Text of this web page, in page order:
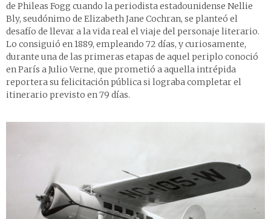
de Phileas Fogg cuando la periodista estadounidense Nellie
Bly, seudónimo de Elizabeth Jane Cochran, se planteó el
desafío de llevar a la vida real el viaje del personaje literario.
Lo consiguió en 1889, empleando 72 días, y curiosamente,
durante una de las primeras etapas de aquel periplo conoció
en París a Julio Verne, que prometió a aquella intrépida
reportera su felicitación pública si lograba completar el
itinerario previsto en 79 días.